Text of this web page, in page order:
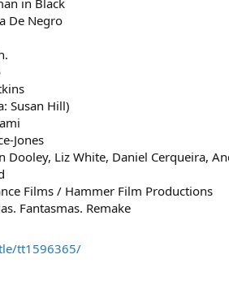
in Black
De Negro
Susan Hill)
Jones
Dooley, Liz White, Daniel Cerqueira,
Films / Hammer Film Productions
Fantasmas. Remake
tt1596365/